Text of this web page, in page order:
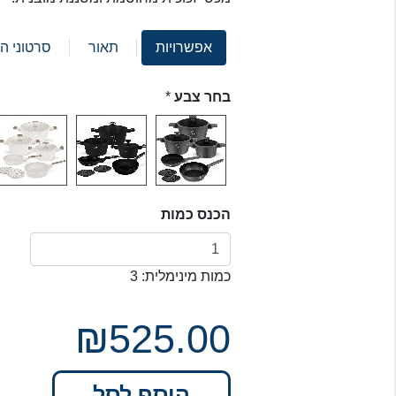
אפשרויות תאור סרטוני
בחר צבע *
הכנס כמות
כמות מינימלית: 3
₪525.00